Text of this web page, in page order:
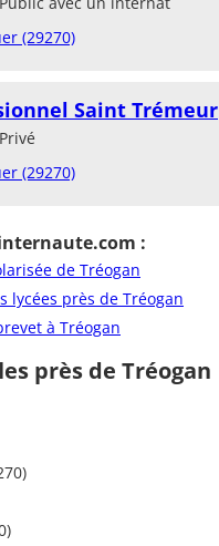
(29270)
Saint Trémeur
(29270)
:
de Tréogan
lycées près de Tréogan
à Tréogan
près de Tréogan